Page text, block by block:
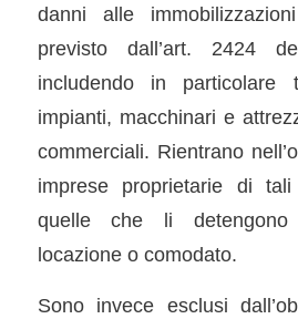
danni alle
previsto dall’art. 2424
includendo in particolare
impianti, macchinari e
commerciali. Rientrano
imprese proprietarie di
quelle che li detengono
locazione o comodato.
Sono invece esclusi